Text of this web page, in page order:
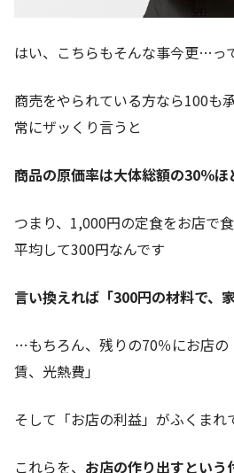
はい、こちらもそんな事今更…っ
商売をやられている方なら100も
常にザッくり言うと
商品の原価率は大体総額の30％ほ
つまり、1,000円の定食をお店で
平均して300円なんです
言い換えれば「300円の材料で、
…もちろん、残りの70％にお店の
賃、光熱費」
そして「お店の利益」がふくま
これらを、 お店の作り出すという